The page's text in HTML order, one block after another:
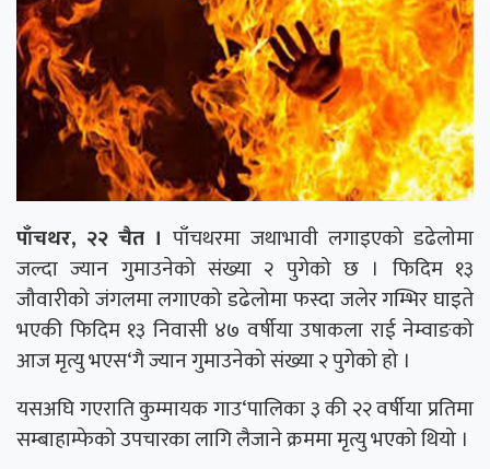
पाँचथर, २२ चैत । पाँचथरमा जथाभावी लगाइएको डढेलोमा
जल्दा ज्यान गुमाउनेको संख्या २ पुगेको छ । फिदिम १३
जौवारीको जंगलमा लगाएको डढेलोमा फस्दा जलेर गम्भिर घाइते
भएकी फिदिम १३ निवासी ४७ वर्षीया उषाकला राई नेम्वाङको
आज मृत्यु भएस‘गै ज्यान गुमाउनेको संख्या २ पुगेको हो ।
यसअघि गएराति कुम्मायक गाउ‘पालिका ३ की २२ वर्षीया प्रतिमा
सम्बाहाम्फेको उपचारका लागि लैजाने क्रममा मृत्यु भएको थियो ।